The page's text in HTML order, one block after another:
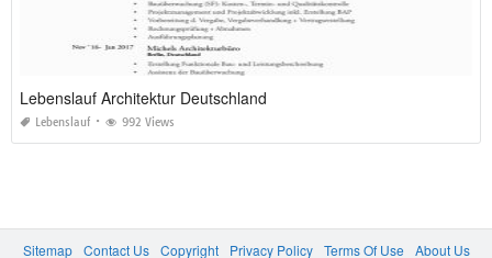
Lebenslauf Architektur Deutschland
Lebenslauf 992 Views
Sitemap Contact Us Copyright Privacy Policy Terms Of Use About Us